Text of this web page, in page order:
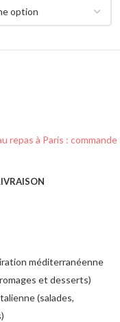
repas à Paris : commande
méditerranéenne
et desserts)
(salades,